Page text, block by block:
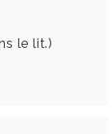
le lit.)